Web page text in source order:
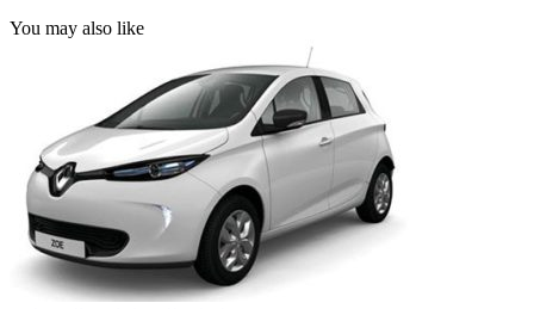
You may also like